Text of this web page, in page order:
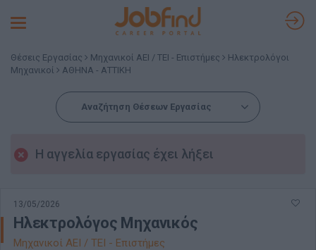
Toggle
Θέσεις Εργασίας Μηχανικοί ΑΕΙ / ΤΕΙ - Επιστήμες
Ηλεκτρολόγοι
Μηχανικοί
ΑΘΗΝΑ - ΑΤΤΙΚΗ
Αναζήτηση Θέσεων Εργασίας
Η αγγελία εργασίας έχει λήξει
13/05/2026
Ηλεκτρολόγος Μηχανικός
Μηχανικοί ΑΕΙ / ΤΕΙ - Επιστήμες